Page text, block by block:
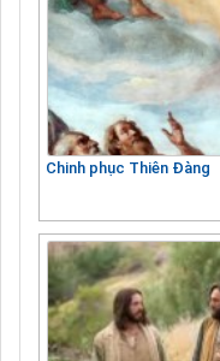
Chinh phục Thiên Đàng